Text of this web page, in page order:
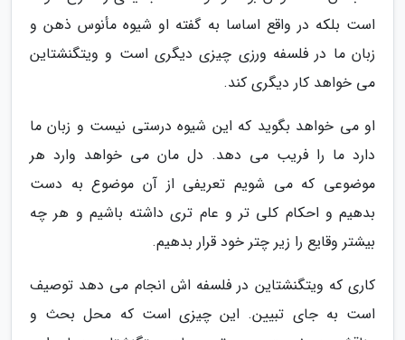
است بلکه در واقع اساسا به گفته او شیوه مأنوس ذهن و
زبان ما در فلسفه ورزی چیزی دیگری است و ویتگنشتاین
می خواهد کار دیگری کند.
او می خواهد بگوید که این شیوه درستی نیست و زبان ما
دارد ما را فریب می دهد. دل مان می خواهد وارد هر
موضوعی که می شویم تعریفی از آن موضوع به دست
بدهیم و احکام کلی تر و عام تری داشته باشیم و هر چه
بیشتر وقایع را زیر چتر خود قرار بدهیم.
کاری که ویتگنشتاین در فلسفه اش انجام می دهد توصیف
است به جای تبیین. این چیزی است که محل بحث و